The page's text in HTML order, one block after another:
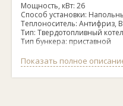
Мощность, кВт: 26
Способ установки:
Теплоноситель: Антифриз,
Тип: Твердотопливный котел
Тип бункера: приставной
Тип котла: Автоматический,
Толщина теплообменника,
Технические параметры
Показать полное